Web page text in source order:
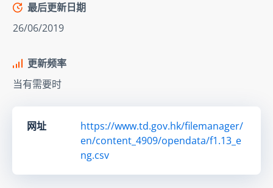
最后更新日期
26/06/2019
更新频率
当有需要时
网址
https://www.td.gov.hk/filemanager/
en/content_4909/opendata/f1.13_e
ng.csv